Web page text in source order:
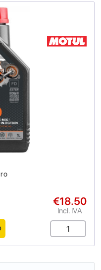
€18.50
Incl. IVA